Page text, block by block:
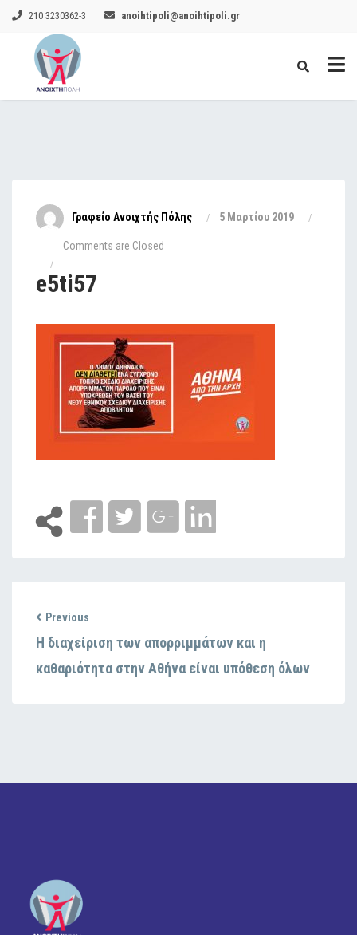
210 3230362-3 anoihtipoli@anoihtipoli.gr
Γραφείο Ανοιχτής Πόλης 5 Μαρτίου 2019
Comments are Closed
e5ti57
Previous
Η διαχείριση των απορριμμάτων και η
καθαριότητα στην Αθήνα είναι υπόθεση όλων